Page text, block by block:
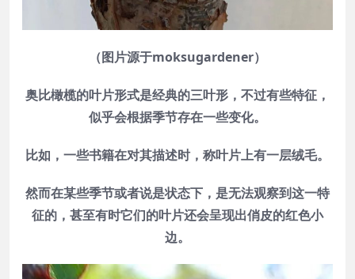
（图片源于moksugardener）
奥比橄榄的叶片形式是经典的三叶形，不过有些特征，
似乎会根据季节存在一些变化。
比如，一些书籍在对其描述时，称叶片上有一层绒毛。
然而在某些季节或者说是状态下，是无法观察到这一特
征的，甚至有时它们的叶片还会呈现出俏皮的红色小
边。